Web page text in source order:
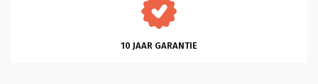
10 JAAR GARANTIE